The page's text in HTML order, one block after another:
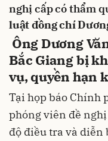
nghị cấp có thẩm
luật đồng chí
Ông Dương
Bắc Giang bị
vụ, quyền hạn
Tại họp báo Chính
phóng viên đề
độ điều tra và